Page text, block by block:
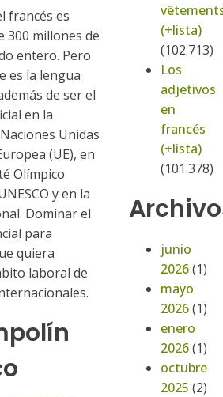
francés es
300 millones de
entero. Pero
es la lengua
de ser el
en la
Unidas
(UE), en
Olímpico
y en la
Dominar el
para
quiera
laboral de
(+lista)
(102.713)
Los
adjetivos
en
francés
(+lista)
(101.378)
junio
2026(1)
mayo
2026(1)
enero
2026(1)
octubre
2025 (2)